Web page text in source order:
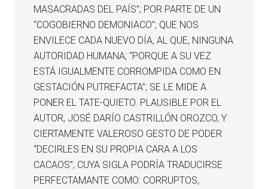
MASACRADAS DEL PAÍS”; POR PARTE DE UN
“COGOBIERNO DEMONIACO”; QUE NOS
ENVILECE CADA NUEVO DÍA, AL QUE, NINGUNA
AUTORIDAD HUMANA; “PORQUE A SU VEZ
ESTÁ IGUALMENTE CORROMPIDA COMO EN
GESTACIÓN PUTREFACTA”; SE LE MIDE A
PONER EL TATE-QUIETO. PLAUSIBLE POR EL
AUTOR, JOSÉ DARÍO CASTRILLÓN OROZCO, Y
CIERTAMENTE VALEROSO GESTO DE PODER
“DECIRLES EN SU PROPIA CARA A LOS
CACAOS”; CUYA SIGLA PODRÍA TRADUCIRSE
PERFECTAMANTE COMO: CORRUPTOS,